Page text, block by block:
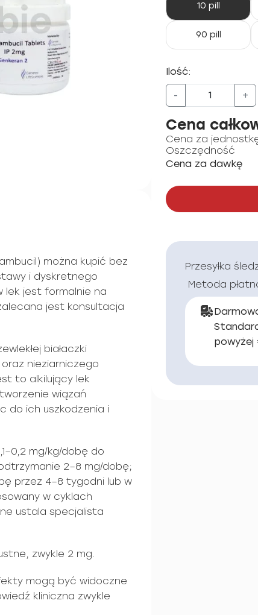
można kupić bez
i dyskretnego
lek jest formalnie na
jest konsultacja
białaczki
oraz nieziarniczego
to alkilujący lek
wiązań
do ich uszkodzenia i
mg/kg/dobę do
2–8 mg/dobę;
przez 4–8 tygodni lub w
w cyklach
ustala specjalista
zwykle 2 mg.
mogą być widoczne
kliniczna zwykle
10 pill
90 pill
Ilość:
- +
Cena
Cena za
Oszczędność
Cena za dawkę
Przesyłka
Metoda
powyżej